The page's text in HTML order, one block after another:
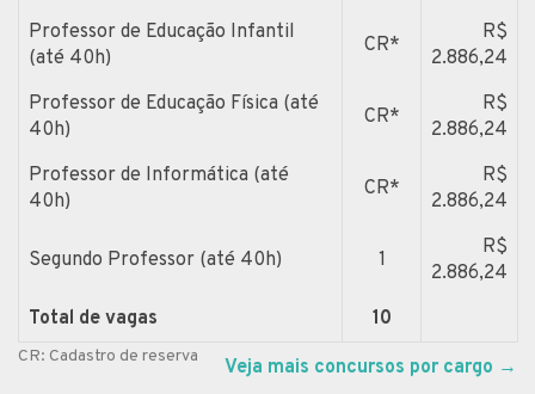
Professor de Educação Infantil
(até 40h)
CR*
R$
2.886,24
Professor de Educação Física (até
40h)
CR*
R$
2.886,24
Professor de Informática (até
40h)
CR*
R$
2.886,24
Segundo Professor (até 40h) 1
R$
2.886,24
Total de vagas
10
CR: Cadastro de reserva Veja mais concursos por cargo →